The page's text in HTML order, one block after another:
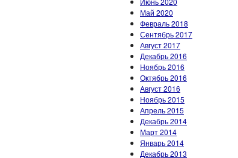
Май 2020
Февраль 2018
Сентябрь 2017
Август 2017
Декабрь 2016
Ноябрь 2016
Октябрь 2016
Август 2016
Ноябрь 2015
Апрель 2015
Декабрь 2014
Март 2014
Январь 2014
Декабрь 2013